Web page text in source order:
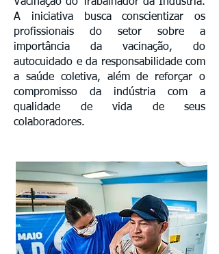
A iniciativa busca conscientizar os
profissionais do setor sobre a
importância da vacinação, do
autocuidado e da responsabilidade com
a saúde coletiva, além de reforçar o
compromisso da indústria com a
qualidade de vida de seus
colaboradores.